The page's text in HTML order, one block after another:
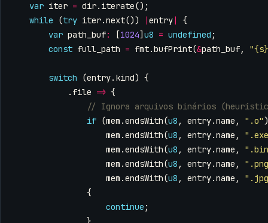
var iter = dir. iterate();
while
(try iter.next()) |entry|
{
var path_buf: [1024] u8 = undefined ;
const full_path = fmt.bufPrint(&path_buf,
switch (entry. kind) {
. file => {
if (mem .endsWith(u8 , entry.name , ".o")
mem .endsWith(u8 , entry.name ,
mem .endsWith(u8 , entry.name ,
mem .endsWith(u8 , entry.name ,
mem .endsWith(u8 , entry.name ,
{
continue ;